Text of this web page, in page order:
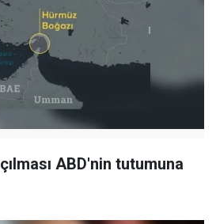
ABD'nin tutumuna